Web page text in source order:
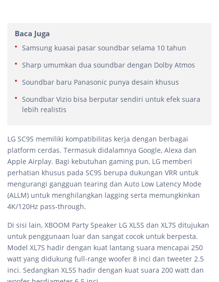
Baca Juga
Samsung kuasai pasar soundbar selama 10 tahun
Sharp umumkan dua soundbar dengan Dolby Atmos
Soundbar baru Panasonic punya desain khusus
Soundbar Vizio bisa berputar sendiri untuk efek suara
lebih realistis
LG SC9S memiliki kompatibilitas kerja dengan berbagai
platform cerdas. Termasuk didalamnya Google, Alexa dan
Apple Airplay. Bagi kebutuhan gaming pun, LG memberi
perhatian khusus pada SC9S berupa dukungan VRR untuk
mengurangi gangguan tearing dan Auto Low Latency Mode
(ALLM) untuk menghilangkan lagging serta memungkinkan
4K/120Hz pass-through.
Di sisi lain, XBOOM Party Speaker LG XL5S dan XL7S ditujukan
untuk penggunaan luar dan sangat cocok untuk berpesta.
Model XL7S hadir dengan kuat lantang suara mencapai 250
watt yang didukung full-range woofer 8 inci dan tweeter 2.5
inci. Sedangkan XL5S hadir dengan kuat suara 200 watt dan